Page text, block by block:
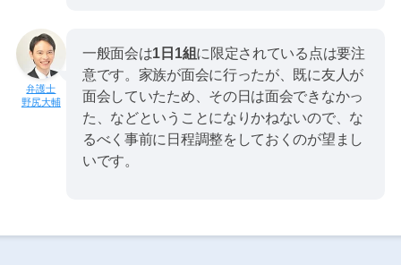
野尻大輔
一般面会は1日1組に限定されている点は要注
意です。家族が面会に行ったが、既に友人が
面会していたため、その日は面会できなかっ
た、などということになりかねないので、な
るべく事前に日程調整をしておくのが望まし
いです。